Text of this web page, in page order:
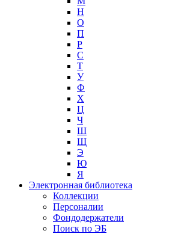
Н
О
П
Р
С
Т
У
Ф
Х
Ц
Ч
Ш
Щ
Э
Ю
Я
Электронная библиотека
Коллекции
Персоналии
Фондодержатели
Поиск по ЭБ